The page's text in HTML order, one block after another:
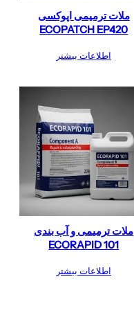
ملات ترمیمی اپوکسی
ECOPATCH EP420
اطلاعات بیشتر
ملات ترمیمی و آب بندی
ECORAPID 101
اطلاعات بیشتر